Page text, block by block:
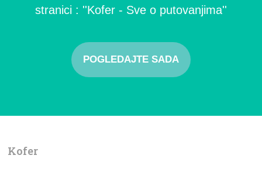
stranici : ''Kofer - Sve o putovanjima''
POGLEDAJTE SADA
Kofer